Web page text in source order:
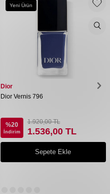
Yeni Ürün
Dior
Dior Vernis 796
%20
İndirim
1.920,00TL
1.536,00TL
Sepete Ekle